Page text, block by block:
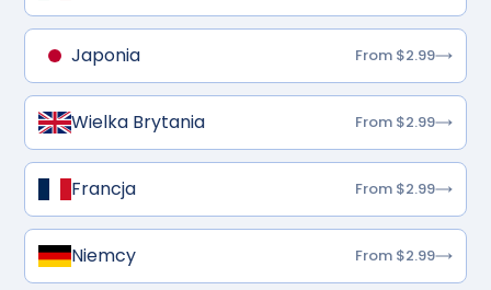
Japonia From $2.99
Wielka Brytania From $2.99
Francja From $2.99
Niemcy From $2.99